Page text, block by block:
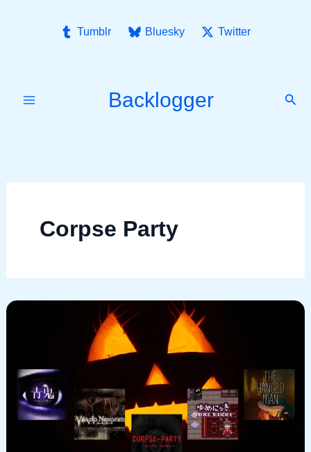
Tumblr Bluesky Twitter
Backlogger
Corpse Party